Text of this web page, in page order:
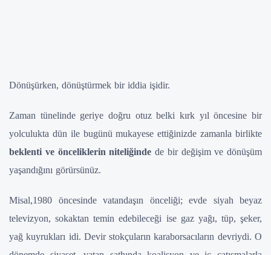
Dönüşürken, dönüştürmek bir iddia işidir.
Zaman tünelinde geriye doğru otuz belki kırk yıl öncesine bir
yolculukta dün ile bugünü mukayese ettiğinizde zamanla birlikte
beklenti ve önceliklerin niteliğinde de bir değişim ve dönüşüm
yaşandığını görürsünüz.
Misal,1980 öncesinde vatandaşın önceliği; evde siyah beyaz
televizyon, sokaktan temin edebileceği ise gaz yağı, tüp, şeker,
yağ kuyrukları idi. Devir stokçuların karaborsacıların devriydi. O